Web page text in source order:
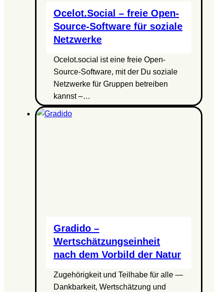
Ocelot.Social – freie Open-
Source-Software für soziale
Netzwerke
Ocelot.social ist eine freie Open-
Source-Software, mit der Du soziale
Netzwerke für Gruppen betreiben
kannst –…
Gradido –
Wertschätzungseinheit
nach dem Vorbild der Natur
Zugehörigkeit und Teilhabe für alle —
Dankbarkeit, Wertschätzung und